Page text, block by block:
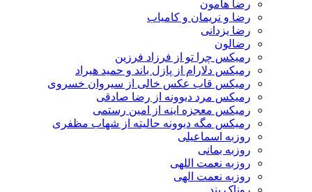
رضا هامون
رضا و نریمان و کامیاب
رضا یزدانی
رضالون
رمیکس چرا تو از فرزاد فرزین
رمیکس دلارام از پازل باند و حمید هیراد
رمیکس قاب عکس خالی از سیروان خسروی
رمیکس مرد دیوونه از رضا صادقی
رمیکس معجزه اینه از امین رستمی
رمیکس مگه دیوونه حالیته از شهاب مظفری
روزبه اسماعیلی
روزبه بمانی
روزبه نعمت اللهی
روزبه نعمت الهی
روناک بند